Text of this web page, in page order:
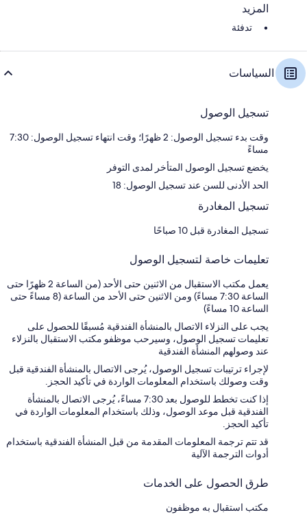
المزيد
تدفئة
السياسات
تسجيل الوصول
وقت بدء تسجيل الوصول: 2 ظهرًا؛ وقت انتهاء تسجيل الوصول: 7:30
مساءً
يخضع تسجيل الوصول المتأخر لمدى التوفر
الحد الأدنى للسن عند تسجيل الوصول: 18
تسجيل المغادرة
تسجيل المغادرة قبل 10 صباحًا
تعليمات خاصة لتسجيل الوصول
يعمل مكتب الاستقبال من الاثنين حتى الأحد (من الساعة 2 ظهرًا حتى
الساعة 7:30 مساءً) ومن الاثنين حتى الأحد من الساعة (8 مساءً حتى
الساعة 10 مساءً)
يجب على النزلاء الاتصال بالمنشأة الفندقية مُسبقًا للحصول على
تعليمات تسجيل الوصول، وسيرحب موظفو مكتب الاستقبال بالنزلاء
عند وصولهم المنشأة الفندقية
لإجراء ترتيبات تسجيل الوصول، يُرجى الاتصال بالمنشأة الفندقية قبل
وقت وصولك باستخدام المعلومات الواردة في تأكيد الحجز.
إذا كنت تخطط للوصول بعد 7:30 مساءً، يُرجى الاتصال بالمنشأة
الفندقية قبل موعد الوصول، وذلك باستخدام المعلومات الواردة في
تأكيد الحجز.
قد تتم ترجمة المعلومات المقدمة من قبل المنشأة الفندقية باستخدام
أدوات الترجمة الآلية
طرق الحصول على الخدمات
مكتب استقبال به موظفون